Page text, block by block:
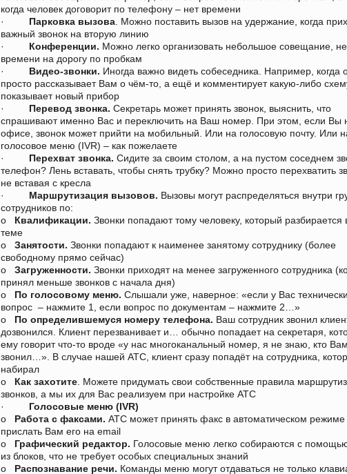
когда человек договорит по телефону – нет времени
· Парковка вызова . Можно поставить вызов на удержание, когда
важный звонок на вторую линию
· Конференции. Можно легко организовать небольшое совещание, не
времени на дорогу по пробкам
· Видео-звонки. Иногда важно видеть собеседника. Например, когда
просто рассказывает Вам о чём-то, а ещё и комментирует какую-либо
показывает новый прибор
· Перевод звонка.Секретарь может принять звонок, выяснить, что
спрашивают именно Вас и переключить на Ваш номер. При этом, если Вы
офисе, звонок может прийти на мобильный. Или на голосовую почту. Или
голосовое меню (IVR) – как пожелаете
· Перехват звонка.Сидите за своим столом, а на пустом соседнем
телефон? Лень вставать, чтобы снять трубку? Можно просто перехватить
не вставая с кресла
· Маршрутизация вызовов. Вызовы могут распределяться внутри
сотрудников по:
o Квалификации. Звонки попадают тому человеку, который разбирается
теме
oЗанятости.Звонки попадают к наименее занятому сотруднику (более
свободному прямо сейчас)
oЗагруженности.Звонки приходят на менее загруженного сотрудника
принял меньше звонков с начала дня)
o По голосовому меню.Слышали уже, наверное: «если у Вас
вопрос – нажмите 1, если вопрос по документам – нажмите 2…»
o По определившемуся номеру телефона. Ваш сотрудник звонил
дозвонился. Клиент перезванивает и… обычно попадает на секретаря,
ему говорит что-то вроде «у нас многоканальный номер, я не знаю, кто Вам
звонил…». В случае нашей АТС, клиент сразу попадёт на сотрудника,
набирал
o Как захотите . Можете придумать свои собственные правила
звонков, а мы их для Вас реализуем при настройке АТС
· Голосовые меню(IVR)
o Работа с факсами.АТС может принять факс в автоматическом режиме
прислать Вам его на email
o Графический редактор. Голосовые меню легко собираются с
из блоков, что не требует особых специальных знаний
o Распознавание речи. Команды меню могут отдаваться не только